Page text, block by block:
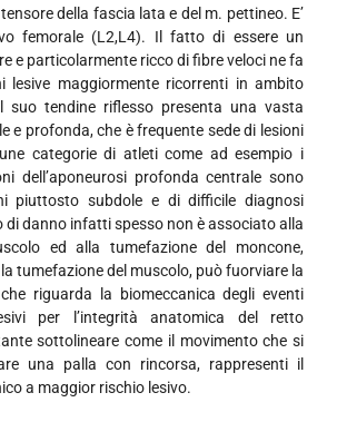
della fascia lata e del m. pettineo. E’
femorale (L2,L4). Il fatto di essere un
e particolarmente ricco di fibre veloci ne fa
lesive maggiormente ricorrenti in ambito
suo tendine riflesso presenta una vasta
e profonda, che è frequente sede di lesioni
categorie di atleti come ad esempio i
dell’aponeurosi profonda centrale sono
piuttosto subdole e di difficile diagnosi
di danno infatti spesso non è associato alla
ed alla tumefazione del moncone,
tumefazione del muscolo, può fuorviare la
riguarda la biomeccanica degli eventi
per l’integrità anatomica del retto
sottolineare come il movimento che si
una palla con rincorsa, rappresenti il
a maggior rischio lesivo.